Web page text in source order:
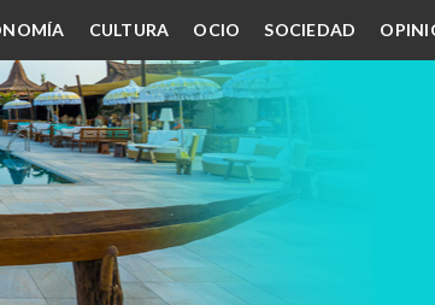
CULTURA OCIO SOCIEDAD